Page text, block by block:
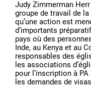
Judy Zimmerman
groupe de travail de
qu’une action est
d’importants
pays où des
Inde, au Kenya et au
responsables des
les associations
pour l’inscription à
les demandes de